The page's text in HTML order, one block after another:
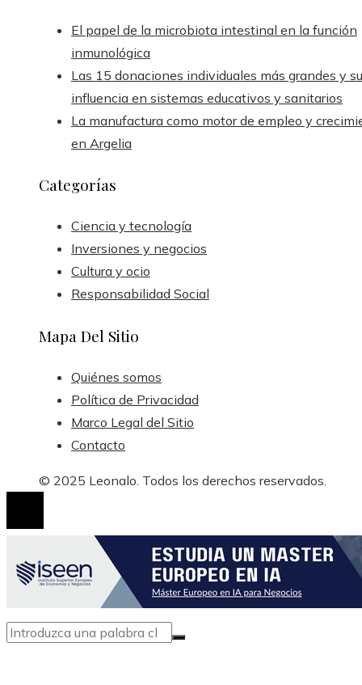
El papel de la microbiota intestinal en la función
inmunológica
Las 15 donaciones individuales más grandes y su
influencia en sistemas educativos y sanitarios
La manufactura como motor de empleo y
en Argelia
Categorías
Ciencia y tecnología
Inversiones y negocios
Cultura y ocio
Responsabilidad Social
Mapa Del Sitio
Quiénes somos
Política de Privacidad
Marco Legal del Sitio
Contacto
© 2025 Leonalo. Todos los derechos reservados.